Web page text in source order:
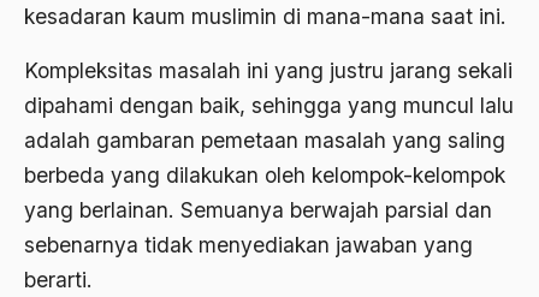
kesadaran kaum muslimin di mana-mana saat ini.
Kompleksitas masalah ini yang justru jarang sekali
dipahami dengan baik, sehingga yang muncul lalu
adalah gambaran pemetaan masalah yang saling
berbeda yang dilakukan oleh kelompok-kelompok
yang berlainan. Semuanya berwajah parsial dan
sebenarnya tidak menyediakan jawaban yang
berarti.
1996
1995
1994
1992
Abu Sangkan
Aceh
Ad-daulah
Adaptif Islam
adat